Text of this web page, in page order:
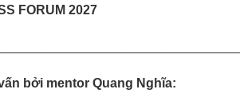
FORUM 2027
bởi mentor Quang Nghĩa: